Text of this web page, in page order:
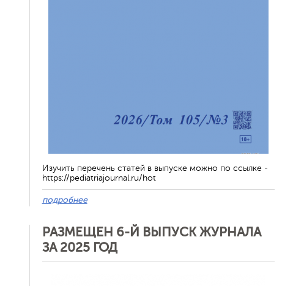
Изучить перечень статей в выпуске можно по ссылке -
https://pediatriajournal.ru/hot
подробнее
РАЗМЕЩЕН 6-Й ВЫПУСК ЖУРНАЛА
ЗА 2025 ГОД